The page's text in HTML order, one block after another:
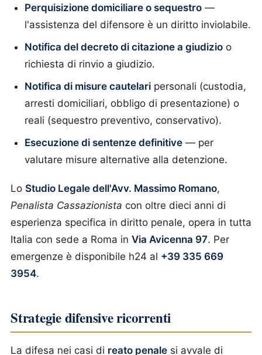
Perquisizione domiciliare o sequestro —
l'assistenza del difensore è un diritto inviolabile.
Notifica del decreto di citazione a giudizio o
richiesta di rinvio a giudizio.
Notifica di misure cautelari personali (custodia,
arresti domiciliari, obbligo di presentazione) o
reali (sequestro preventivo, conservativo).
Esecuzione di sentenze definitive — per
valutare misure alternative alla detenzione.
Lo Studio Legale dell'Avv. Massimo Romano,
Penalista Cassazionista con oltre dieci anni di
esperienza specifica in diritto penale, opera in tutta
Italia con sede a Roma in Via Avicenna 97. Per
emergenze è disponibile h24 al +39 335 669
3954.
Strategie difensive ricorrenti
La difesa nei casi di reato penale si avvale di